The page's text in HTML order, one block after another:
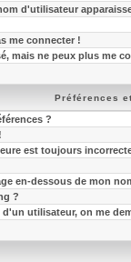
d'utilisateur
me connecter !
mais ne peux plus me
Préférences
?
est toujours
en-dessous de mon
?
utilisateur, on me